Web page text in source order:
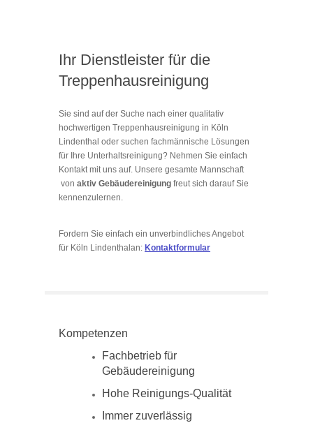
Ihr Dienstleister für die
Treppenhausreinigung
Sie sind auf der Suche nach einer qualitativ
hochwertigen Treppenhausreinigung in Köln
Lindenthal oder suchen fachmännische Lösungen
für Ihre Unterhaltsreinigung? Nehmen Sie einfach
Kontakt mit uns auf. Unsere gesamte Mannschaft
von aktiv Gebäudereinigung freut sich darauf Sie
kennenzulernen.
Fordern Sie einfach ein unverbindliches Angebot
für Köln Lindenthalan: Kontaktformular
Kompetenzen
Fachbetrieb für
Gebäudereinigung
Hohe Reinigungs-Qualität
Immer zuverlässig